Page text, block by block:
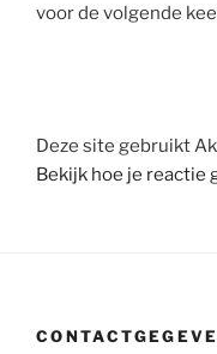
voor de volgende
Deze site gebruikt
Bekijk hoe je